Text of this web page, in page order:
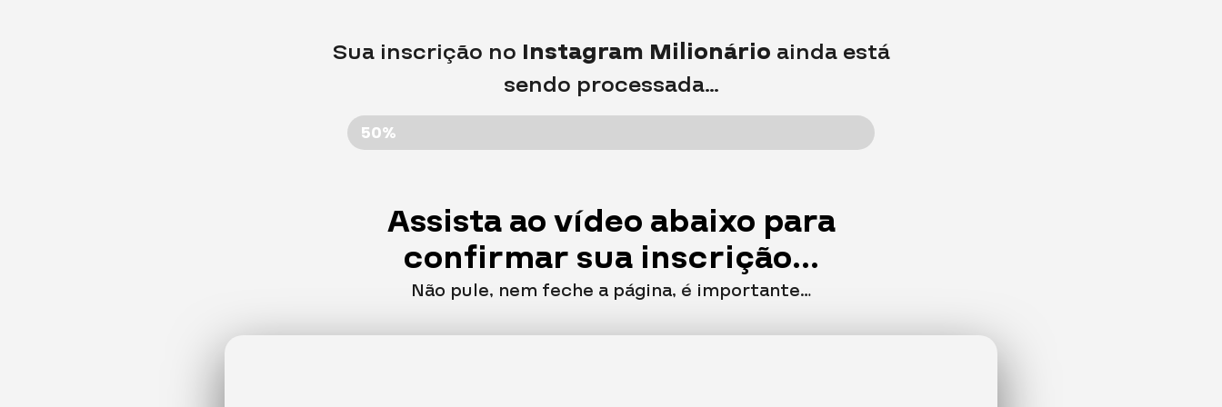
Sua inscrição no Instagram Milionário ainda está
sendo processada…
50%
Assista ao vídeo abaixo para
confirmar sua inscrição...
Não pule, nem feche a página, é importante…